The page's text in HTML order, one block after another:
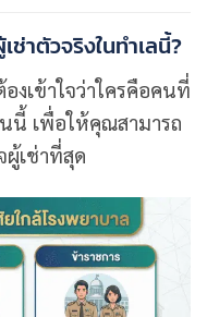
ช่าตัวจริงในทำเลนี้?
งเข้าใจว่าใครคือคนที่
นี้ เพื่อให้คุณสามารถ
ผู้เช่าที่สุด